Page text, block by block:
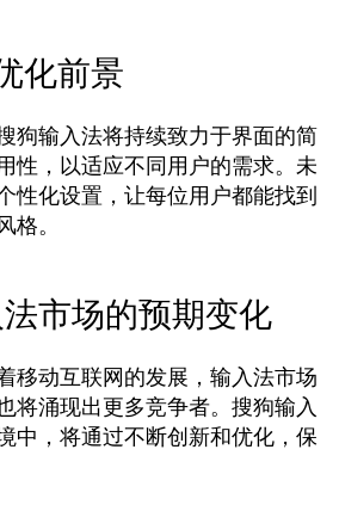
化前景
狗输入法将持续致力于界面的简
性，以适应不同用户的需求。未
性化设置，让每位用户都能找到
。
市场的预期变化
移动互联网的发展，输入法市场
将涌现出更多竞争者。搜狗输入
中，将通过不断创新和优化，保